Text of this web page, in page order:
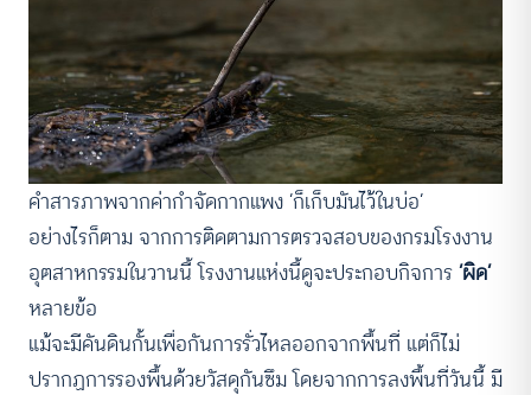
คำสารภาพจากค่ากำจัดกากแพง ‘ก็เก็บมันไว้ในบ่อ’
อย่างไรก็ตาม จากการติดตามการตรวจสอบของกรมโรงงาน
อุตสาหกรรมในวานนี้ โรงงานแห่งนี้ดูจะประกอบกิจการ‘ผิด’
หลายข้อ
แม้จะมีคันดินกั้นเพื่อกันการรั่วไหลออกจากพื้นที่ แต่ก็ไม่
ปรากฏการรองพื้นด้วยวัสดุกันซึม โดยจากการลงพื้นที่วันนี้ มี